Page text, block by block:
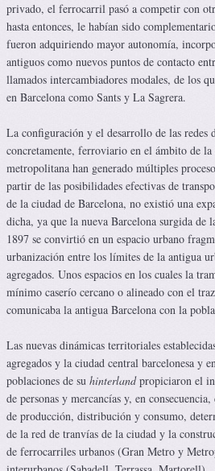
privado, el ferrocarril pasó a competir con
hasta entonces, le habían sido
fueron adquiriendo mayor autonomía,
antiguos como nuevos puntos de contacto
llamados intercambiadores modales, de los
en Barcelona como Sants y La Sagrera.
La configuración y el desarrollo de las redes
concretamente, ferroviario en el ámbito de la
metropolitana han generado múltiples
partir de las posibilidades efectivas de
de la ciudad de Barcelona, no existió una
dicha, ya que la nueva Barcelona surgida de
1897 se convirtió en un espacio urbano
urbanización entre los límites de la antigua
agregados. Unos espacios en los cuales la
mínimo caserío cercano o alineado con el
comunicaba la antigua Barcelona con la
Las nuevas dinámicas territoriales
agregados y la ciudad central barcelonesa y
poblaciones de su hinterlandpropiciaron el
de personas y mercancías y, en
de producción, distribución y consumo,
de la red de tranvías de la ciudad y la
de ferrocarriles urbanos (Gran Metro y